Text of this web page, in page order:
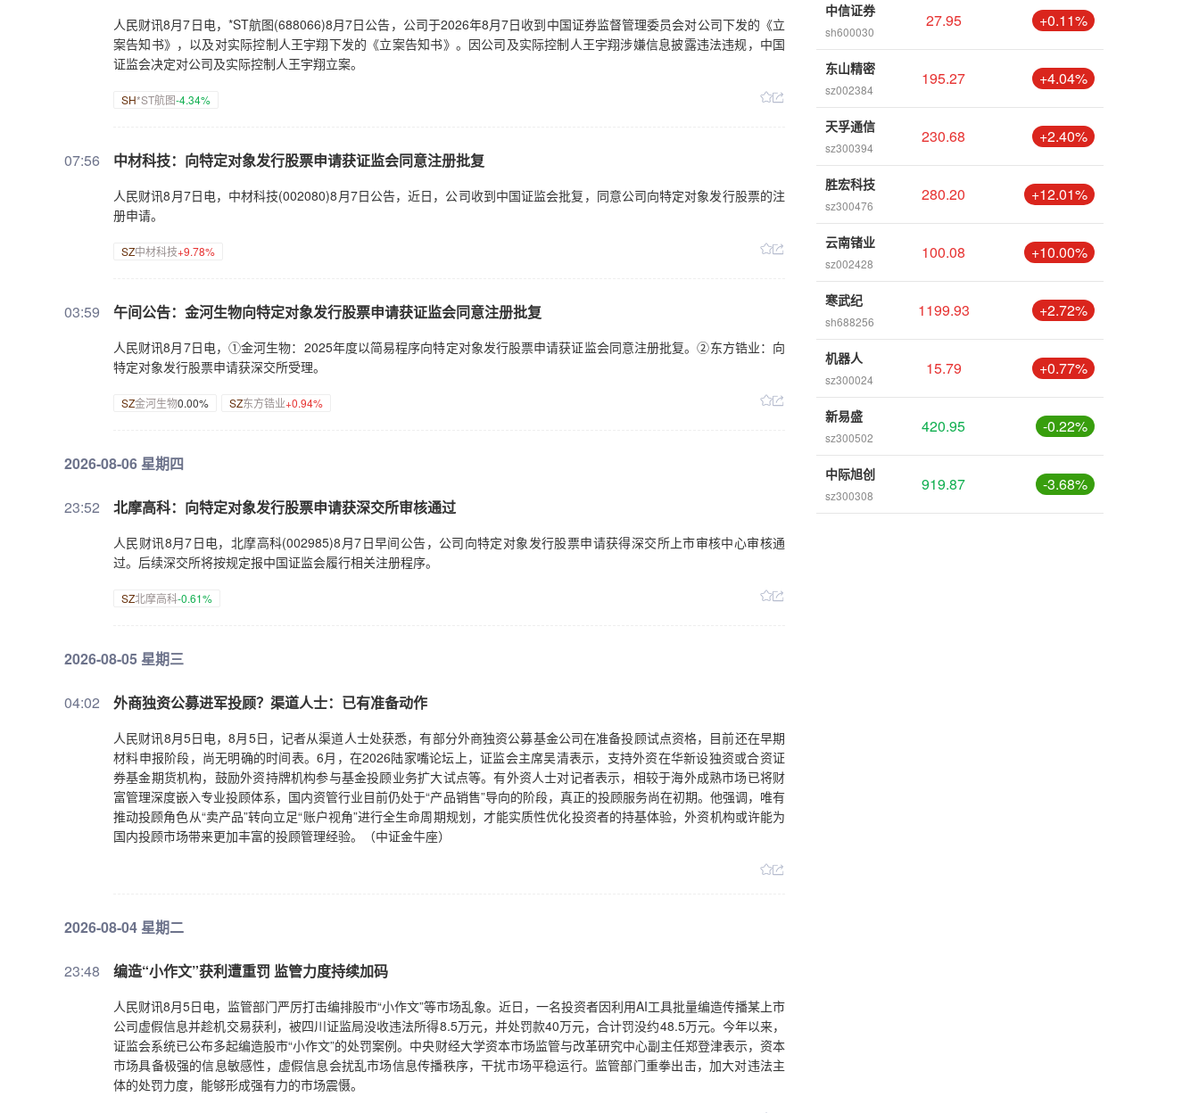
人民财讯8月7日电，*ST航图(688066)8月7日公告，公司于2026年8月7日收到中国证券监督管理委员会对公司下发的《立
案告知书》，以及对实际控制人王宇翔下发的《立案告知书》。因公司及实际控制人王宇翔涉嫌信息披露违法违规，中国
证监会决定对公司及实际控制人王宇翔立案。
SH*ST航图-4.34%
07:56 中材科技：向特定对象发行股票申请获证监会同意注册批复
人民财讯8月7日电，中材科技(002080)8月7日公告，近日，公司收到中国证监会批复，同意公司向特定对象发行股票的注
册申请。
SZ中材科技+9.78%
03:59 午间公告：金河生物向特定对象发行股票申请获证监会同意注册批复
人民财讯8月7日电，①金河生物：2025年度以简易程序向特定对象发行股票申请获证监会同意注册批复。②东方锆业：向
特定对象发行股票申请获深交所受理。
SZ金河生物0.00% SZ东方锆业+0.94%
2026-08-06 星期四
23:52 北摩高科：向特定对象发行股票申请获深交所审核通过
人民财讯8月7日电，北摩高科(002985)8月7日早间公告，公司向特定对象发行股票申请获得深交所上市审核中心审核通
过。后续深交所将按规定报中国证监会履行相关注册程序。
SZ北摩高科-0.61%
2026-08-05 星期三
04:02 外商独资公募进军投顾？渠道人士：已有准备动作
人民财讯8月5日电，8月5日，记者从渠道人士处获悉，有部分外商独资公募基金公司在准备投顾试点资格，目前还在早期
材料申报阶段，尚无明确的时间表。6月，在2026陆家嘴论坛上，证监会主席吴清表示，支持外资在华新设独资或合资证
券基金期货机构，鼓励外资持牌机构参与基金投顾业务扩大试点等。有外资人士对记者表示，相较于海外成熟市场已将财
富管理深度嵌入专业投顾体系，国内资管行业目前仍处于“产品销售”导向的阶段，真正的投顾服务尚在初期。他强调，唯有
推动投顾角色从“卖产品”转向立足“账户视角”进行全生命周期规划，才能实质性优化投资者的持基体验，外资机构或许能为
国内投顾市场带来更加丰富的投顾管理经验。（中证金牛座）
2026-08-04 星期二
23:48 编造“小作文”获利遭重罚 监管力度持续加码
人民财讯8月5日电，监管部门严厉打击编排股市“小作文”等市场乱象。近日，一名投资者因利用AI工具批量编造传播某上市
公司虚假信息并趁机交易获利，被四川证监局没收违法所得8.5万元，并处罚款40万元，合计罚没约48.5万元。今年以来，
证监会系统已公布多起编造股市“小作文”的处罚案例。中央财经大学资本市场监管与改革研究中心副主任郑登津表示，资本
市场具备极强的信息敏感性，虚假信息会扰乱市场信息传播秩序，干扰市场平稳运行。监管部门重拳出击，加大对违法主
体的处罚力度，能够形成强有力的市场震慑。
中信证券
sh600030
27.95 +0.11%
东山精密
sz002384
195.27 +4.04%
天孚通信
sz300394
230.68 +2.40%
胜宏科技
sz300476
280.20 +12.01%
云南锗业
sz002428
100.08 +10.00%
寒武纪
sh688256
1199.93 +2.72%
机器人
sz300024
15.79 +0.77%
新易盛
sz300502
420.95 -0.22%
中际旭创
sz300308
919.87 -3.68%